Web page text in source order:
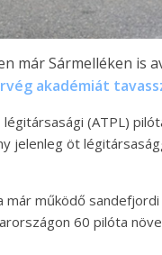
már Sármelléken is
akadémiát
légitársasági (ATPL)
jelenleg öt
működő
60 pilóta